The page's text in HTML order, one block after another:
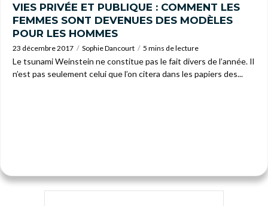
VIES PRIVÉE ET PUBLIQUE : COMMENT LES
FEMMES SONT DEVENUES DES MODÈLES
POUR LES HOMMES
23 décembre 2017 Sophie Dancourt 5 mins de lecture
Le tsunami Weinstein ne constitue pas le fait divers de l’année. Il
n’est pas seulement celui que l’on citera dans les papiers des...